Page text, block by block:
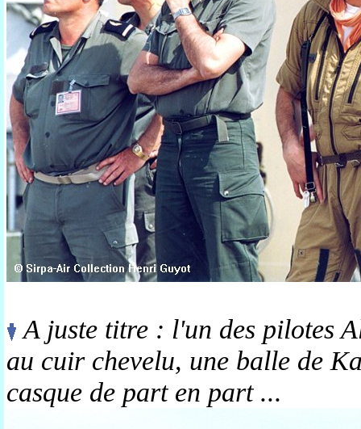
A juste titre : l'un des pilotes
au cuir chevelu, une balle de
casque de part en part ...